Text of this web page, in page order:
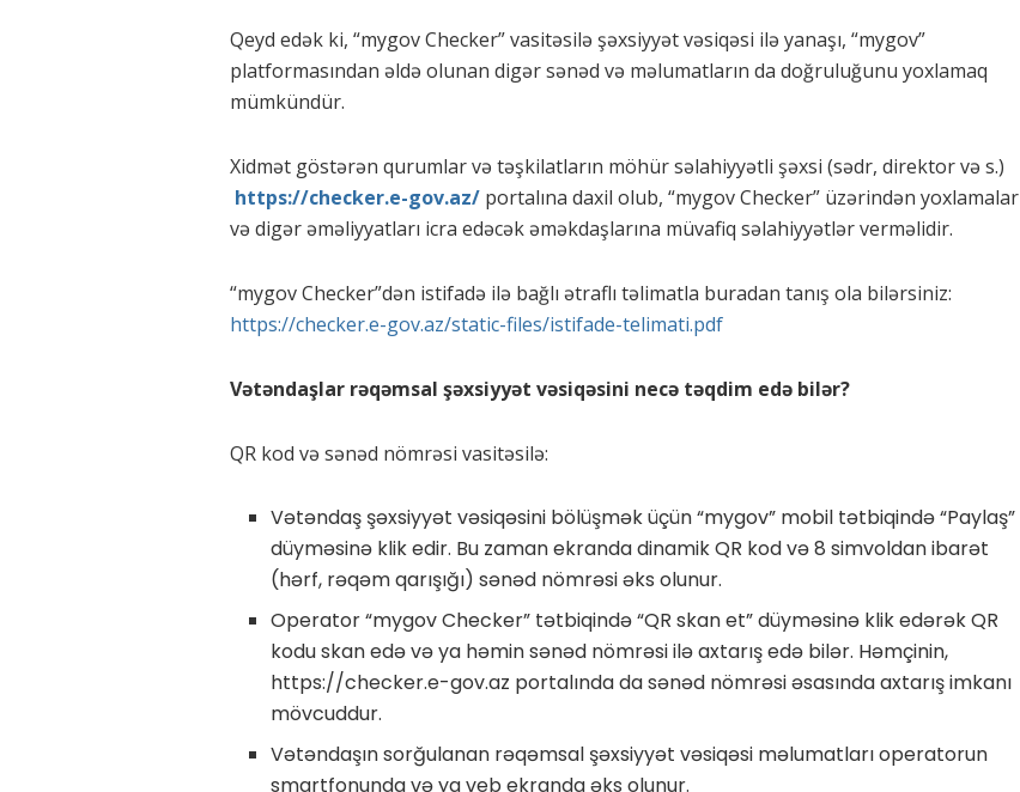
Qeyd edək ki, “mygov Checker” vasitəsilə şəxsiyyət vəsiqəsi ilə yanaşı, “mygov”
platformasından əldə olunan digər sənəd və məlumatların da doğruluğunu yoxlamaq
mümkündür.
Xidmət göstərən qurumlar və təşkilatların möhür səlahiyyətli şəxsi (sədr, direktor və s.)
https://checker.e-gov.az/ portalına daxil olub, “mygov Checker” üzərindən yoxlamalar
və digər əməliyyatları icra edəcək əməkdaşlarına müvafiq səlahiyyətlər verməlidir.
“mygov Checker”dən istifadə ilə bağlı ətraflı təlimatla buradan tanış ola bilərsiniz:
https://checker.e-gov.az/static-files/istifade-telimati.pdf
Vətəndaşlar rəqəmsal şəxsiyyət vəsiqəsini necə təqdim edə bilər?
QR kod və sənəd nömrəsi vasitəsilə:
Vətəndaş şəxsiyyət vəsiqəsini bölüşmək üçün “mygov” mobil tətbiqində “Paylaş”
düyməsinə klik edir. Bu zaman ekranda dinamik QR kod və 8 simvoldan ibarət
(hərf, rəqəm qarışığı) sənəd nömrəsi əks olunur.
Operator “mygov Checker” tətbiqində “QR skan et” düyməsinə klik edərək QR
kodu skan edə və ya həmin sənəd nömrəsi ilə axtarış edə bilər. Həmçinin,
https://checker.e-gov.az portalında da sənəd nömrəsi əsasında axtarış imkanı
mövcuddur.
Vətəndaşın sorğulanan rəqəmsal şəxsiyyət vəsiqəsi məlumatları operatorun
smartfonunda və ya veb ekranda əks olunur.